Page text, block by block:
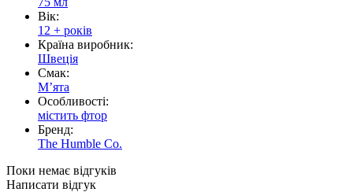
Вік:
12 + років
Країна виробник:
Швеція
Смак:
Мʼята
Особливості:
містить фтор
Бренд:
The Humble Co.
Поки немає відгуків
Написати відгук